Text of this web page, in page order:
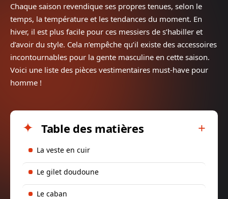
Chaque saison revendique ses propres tenues, selon le
temps, la température et les tendances du moment. En
hiver, il est plus facile pour ces messiers de s’habiller et
d’avoir du style. Cela n’empêche qu’il existe des accessoires
incontournables pour la gente masculine en cette saison.
Voici une liste des pièces vestimentaires must-have pour
homme !
Table des matières
La veste en cuir
Le gilet doudoune
Le caban